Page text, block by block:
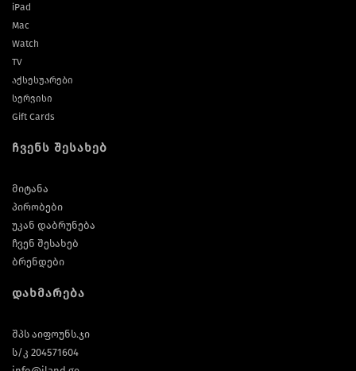
iPad
Mac
Watch
TV
აქსესუარები
სერვისი
Gift Cards
ჩვენს შესახებ
მიტანა
პირობები
უკან დაბრუნება
ჩვენ შესახებ
ბრენდები
დახმარება
შპს აიფოუნს.ჯი
ს/კ 204571604